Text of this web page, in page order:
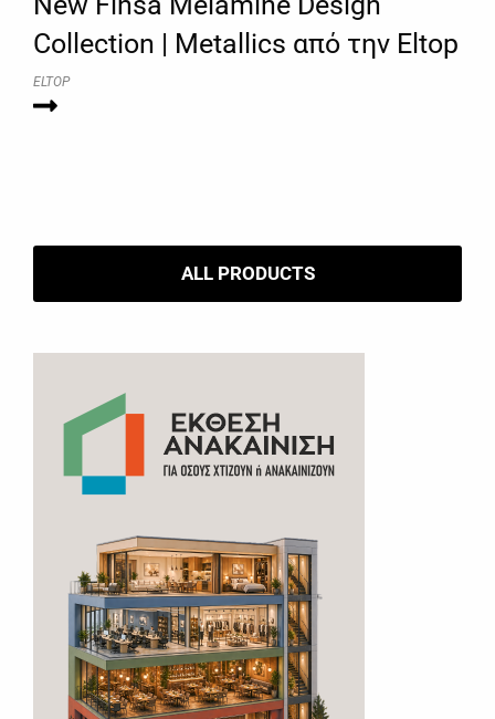
Collection | Metallics από την Eltop
ELTOP
ALL PRODUCTS